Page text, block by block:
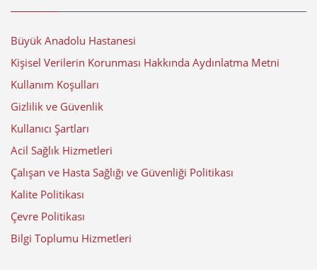
Büyük Anadolu Hastanesi
Kişisel Verilerin Korunması Hakkında Aydınlatma Metni
Kullanım Koşulları
Gizlilik ve Güvenlik
Kullanıcı Şartları
Acil Sağlık Hizmetleri
Çalışan ve Hasta Sağlığı ve Güvenliği Politikası
Kalite Politikası
Çevre Politikası
Bilgi Toplumu Hizmetleri